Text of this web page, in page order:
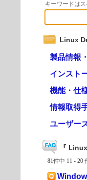
キーワードは
Linux
製品情報
インスト
機能・仕
情報取得
ユーザー
『
81件中 11 - 20